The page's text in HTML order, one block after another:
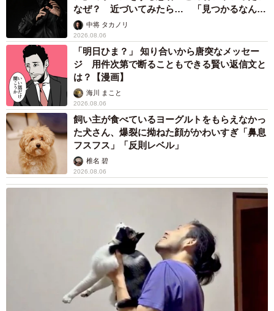
なぜ？ 近づいてみたら… 「見つかるなんて
未熟」中将 タカノリ
2026.08.06
「明日ひま？」 知り合いから唐突なメッセー
ジ 用件次第で断ることもできる賢い返信文と
は？【漫画】
海川 まこと
2026.08.06
飼い主が食べているヨーグルトをもらえなかっ
た犬さん、爆裂に拗ねた顔がかわいすぎ「鼻息
フスフス」「反則レベル」
椎名 碧
2026.08.06